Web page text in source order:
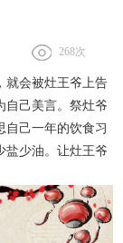
268次
就会被灶王爷上告
自己美言。祭灶爷
自己一年的饮食习
盐少油。让灶王爷